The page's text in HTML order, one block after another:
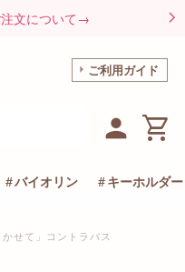
文について→
ご利用ガイド
バイオリン キーホルダー
せて」コントラバス